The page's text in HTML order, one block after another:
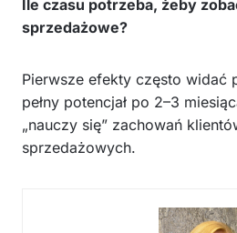
Ile czasu potrzeba, żeby
sprzedażowe?
Pierwsze efekty często widać
pełny potencjał po 2–3
„nauczy się” zachowań
sprzedażowych.